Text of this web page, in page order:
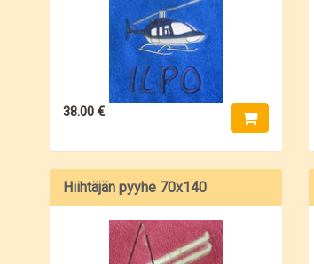
38.00 €
Hiihtäjän pyyhe 70x140